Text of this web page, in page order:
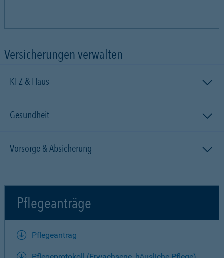
Versicherungen verwalten
KFZ & Haus
Gesundheit
Vorsorge & Absicherung
Pflegeanträge
Pflegeantrag